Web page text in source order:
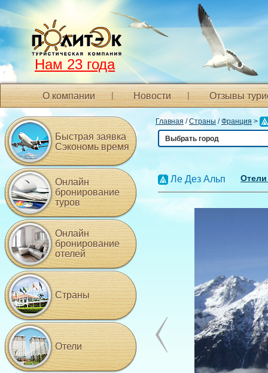
Нам 23 года
О компании Новости Отзывы
Главная /Страны /Франция >
Выбрать город
Ле Дез Альп Отели
Быстрая заявка
Сэкономь время
Онлайн
бронирование
туров
Онлайн
бронирование
отелей
Страны
Отели